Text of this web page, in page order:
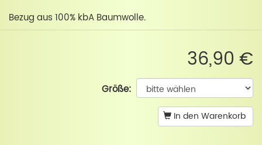
Bezug aus 100% kbA Baumwolle.
36,90 €
Größe:
In den Warenkorb